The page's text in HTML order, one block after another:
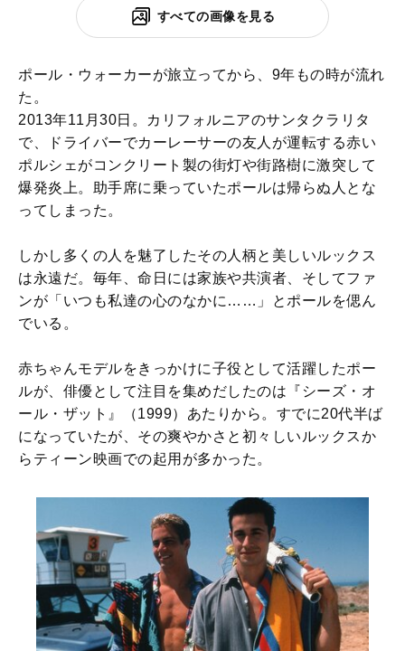
すべての画像を見る
ポール・ウォーカーが旅立ってから、9年もの時が流れ
た。
2013年11月30日。カリフォルニアのサンタクラリタ
で、ドライバーでカーレーサーの友人が運転する赤い
ポルシェがコンクリート製の街灯や街路樹に激突して
爆発炎上。助手席に乗っていたポールは帰らぬ人とな
ってしまった。
しかし多くの人を魅了したその人柄と美しいルックス
は永遠だ。毎年、命日には家族や共演者、そしてファ
ンが「いつも私達の心のなかに……」とポールを偲ん
でいる。
赤ちゃんモデルをきっかけに子役として活躍したポー
ルが、俳優として注目を集めだしたのは『シーズ・オ
ール・ザット』（1999）あたりから。すでに20代半ば
になっていたが、その爽やかさと初々しいルックスか
らティーン映画での起用が多かった。